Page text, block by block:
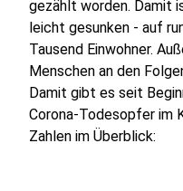
gezählt worden. Damit
leicht gesunken - auf
Tausend Einwohner.
Menschen an den
Damit gibt es seit
Corona-Todesopfer im
Zahlen im Überblick: